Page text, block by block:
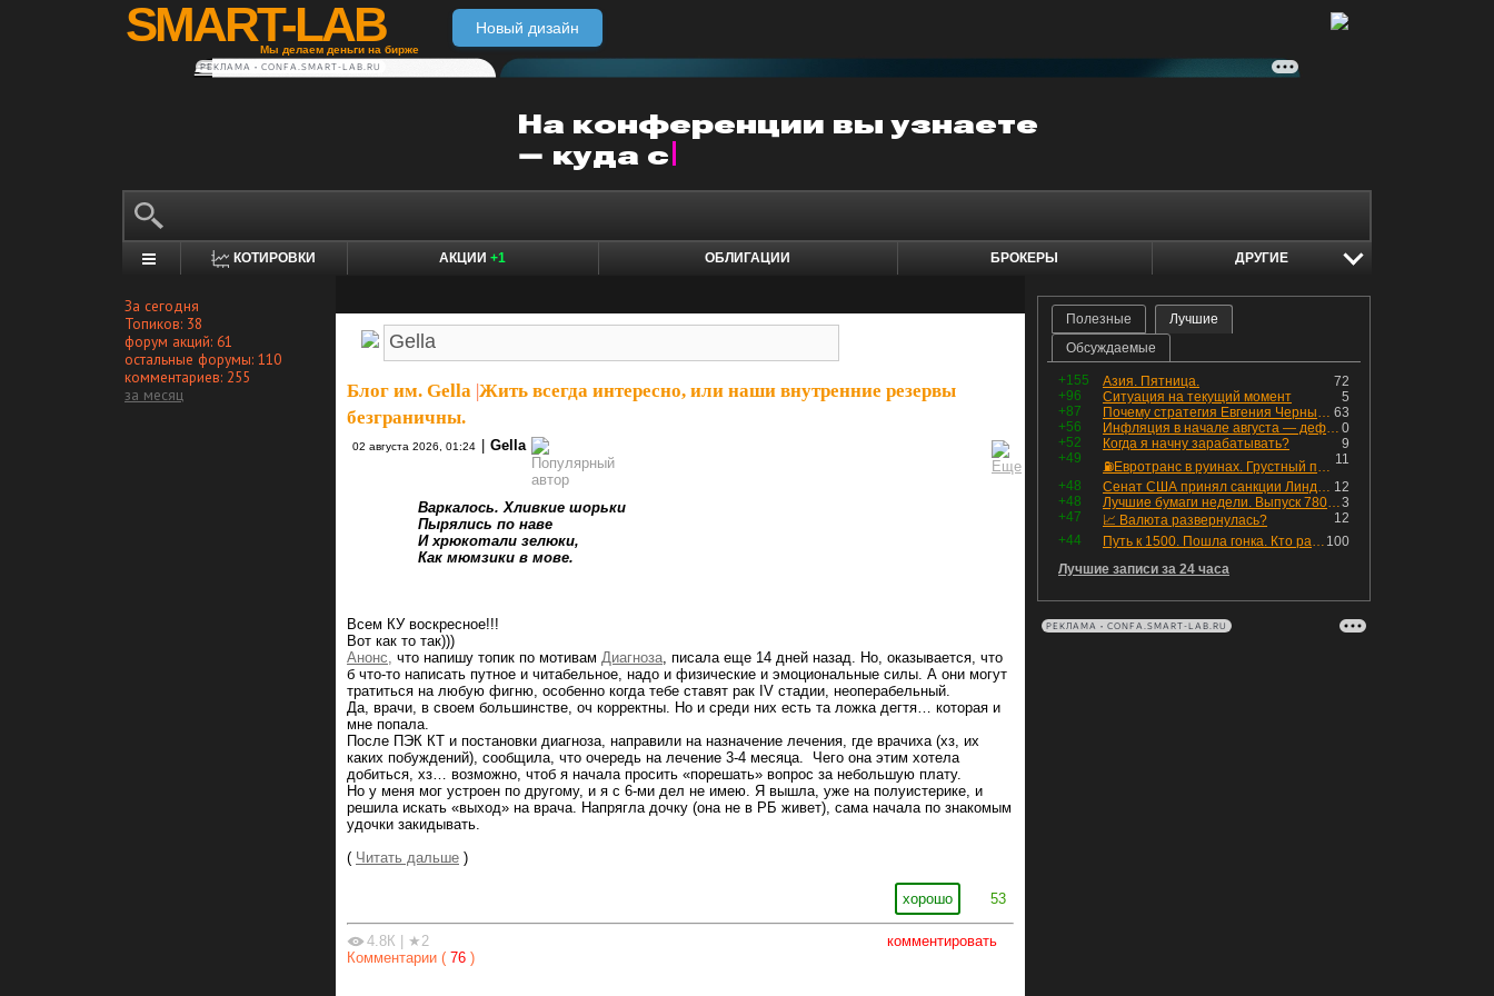
SMART-LAB
Мы делаем деньги на бирже
Новый дизайн
РЕКЛАМА • CONFA.SMART-LAB.RU
КОТИРОВКИ АКЦИИ +1 ОБЛИГАЦИИ БРОКЕРЫ ДРУГИЕ
За сегодня
Топиков: 38
форум акций: 61
остальные форумы: 110
комментариев: 255
за месяц
Блог им. Gella Жить всегда интересно, или наши внутренние резервы
безграничны.
02 августа 2026, 01:24 Gella
Варкалось. Хливкие шорьки
Пырялись по наве
И хрюкотали зелюки,
Как мюмзики в мове.
Всем КУ воскресное!!!
Вот как то так)))
Анонс, что напишу топик по мотивам Диагноза, писала еще 14 дней назад. Но, оказывается, что
б что-то написать путное и читабельное, надо и физические и эмоциональные силы. А они могут
тратиться на любую фигню, особенно когда тебе ставят рак IV стадии, неоперабельный.
Да, врачи, в своем большинстве, оч корректны. Но и среди них есть та ложка дегтя… которая и
мне попала.
После ПЭК КТ и постановки диагноза, направили на назначение лечения, где врачиха (хз, их
каких побуждений), сообщила, что очередь на лечение 3-4 месяца. Чего она этим хотела
добиться, хз… возможно, чтоб я начала просить «порешать» вопрос за небольшую плату.
Но у меня мог устроен по другому, и я с 6-ми дел не имею. Я вышла, уже на полуистерике, и
решила искать «выход» на врача. Напрягла дочку (она не в РБ живет), сама начала по знакомым
удочки закидывать.
( Читать дальше )
хорошо 53
комментировать
4.8К | ★2
Комментарии ( 76 )
Полезные
Лучшие
Обсуждаемые
+155 72
Азия. Пятница.
+96
5
Ситуация на текущий момент
+87
63
Почему стратегия Евгения Черных приведет вас к убыткам в 2026 году
+56
0
Инфляция в начале августа — дефляция из-за топлива и плодоовощной корзины, но услуги продолжают дорожать, а рубль начал ослабевать.
+52
9
Когда я начну зарабатывать?
+49
11
⛽️Евротранс в руинах. Грустный пост😶😞 Что изменилось в облигациях?
+48
12
Сенат США принял санкции Линдси Грэма против России
+48
3
Лучшие бумаги недели. Выпуск 780 – обновления для пятницы
+47
12
📈 Валюта развернулась?
+44
100
Путь к 1500. Пошла гонка. Кто раньше продаст.
Лучшие записи за 24 часа
РЕКЛАМА • CONFA.SMART-LAB.RU